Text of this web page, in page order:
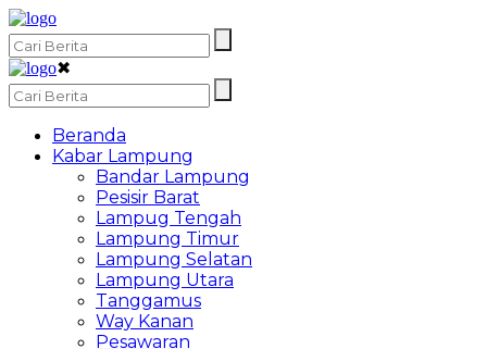
✖
Beranda
Kabar Lampung
Bandar Lampung
Pesisir Barat
Lampug Tengah
Lampung Timur
Lampung Selatan
Lampung Utara
Tanggamus
Way Kanan
Pesawaran